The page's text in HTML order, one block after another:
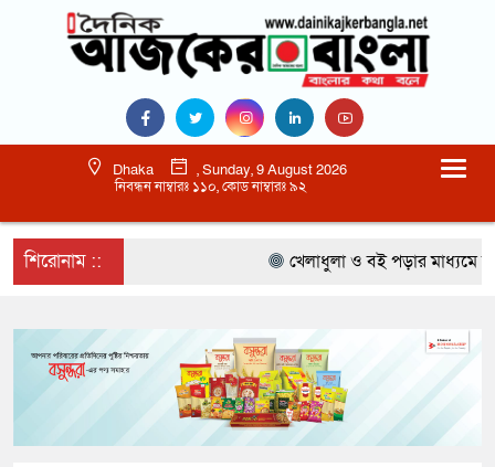
Dhaka
, Sunday, 9 August 2026
নিবন্ধন নাম্বারঃ ১১০, কোড নাম্বারঃ ৯২
শিরোনাম :: খেলাধুলা ও বই পড়ার মাধ্যমে